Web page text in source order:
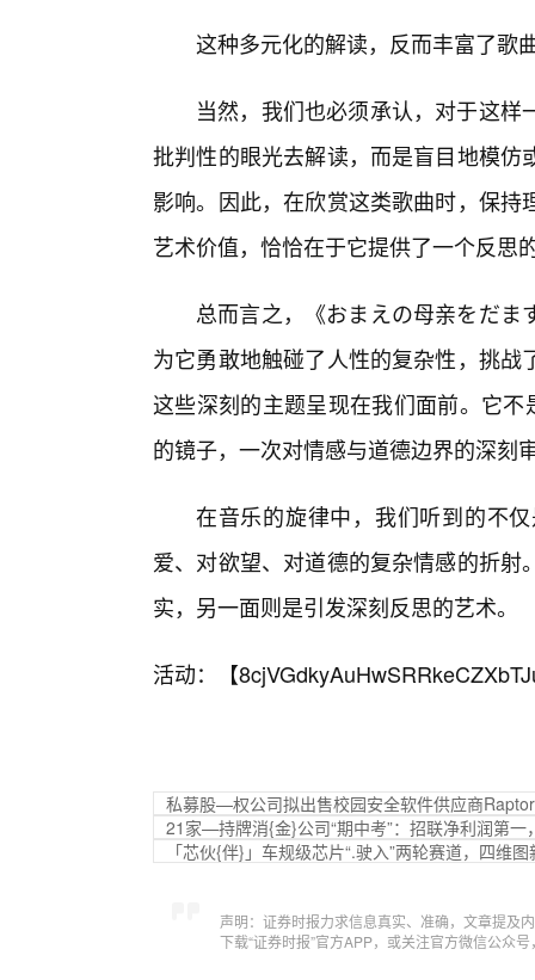
这种多元化的解读，反而丰富了歌
当然，我们也必须承认，对于这
批判性的眼光去解读，而是盲目地模
影响。因此，在欣赏这类歌曲时，保
艺术价值，恰恰在于它提供了一个反思
总而言之，《おまえの母亲をだ
为它勇敢地触碰了人性的复杂性，挑
这些深刻的主题呈现在我们面前。它
的镜子，一次对情感与道德边界的深刻
在音乐的旋律中，我们听到的不
爱、对欲望、对道德的复杂情感的折
实，另一面则是引发深刻反思的艺术。
活动：【
私募股—权公司拟出售校园安全软件供应商
21家—持牌消{金}公司“期中考”：招联净利润第一
「芯伙{伴}」车规级芯片“.驶入”两轮赛道，四维
声明：证券时报力求信息真实、准确，文章提及
下载“证券时报”官方APP，或关注官方微信公众